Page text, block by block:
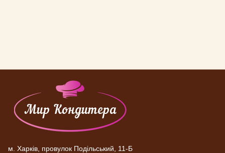
м. Харків, провулок Подільський, 11-Б